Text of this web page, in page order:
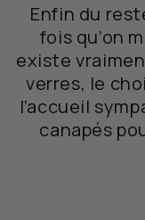
Enfin du
fois qu’on
existe
verres, le
l’accueil
canapés